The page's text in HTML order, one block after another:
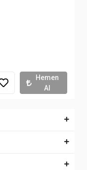
Hemen
Al